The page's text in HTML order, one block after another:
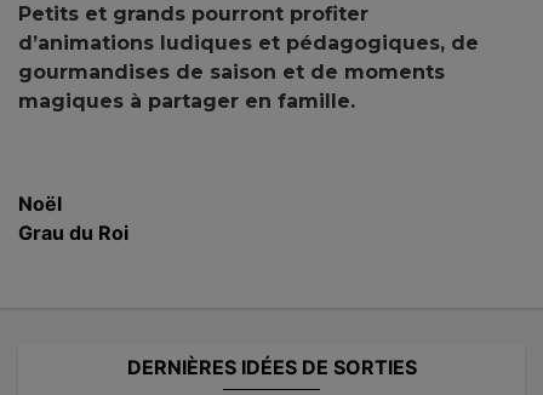
Petits et grands pourront profiter
d’animations ludiques et pédagogiques, de
gourmandises de saison et de moments
magiques à partager en famille.
Noël
Grau du Roi
DERNIÈRES IDÉES DE SORTIES